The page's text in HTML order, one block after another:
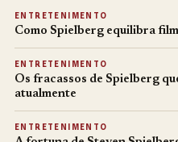
ENTRETENIMENTO
Como Spielberg equilibra
ENTRETENIMENTO
Os fracassos de Spielberg
atualmente
ENTRETENIMENTO